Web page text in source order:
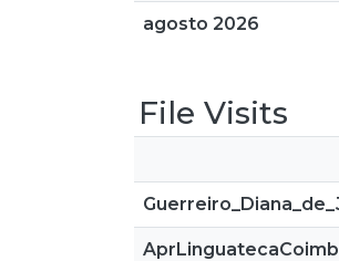
agosto 2026
File Visits